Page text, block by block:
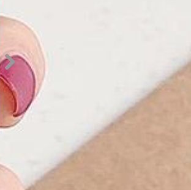
مبدل OTG تایپ سی لایت دار USB3